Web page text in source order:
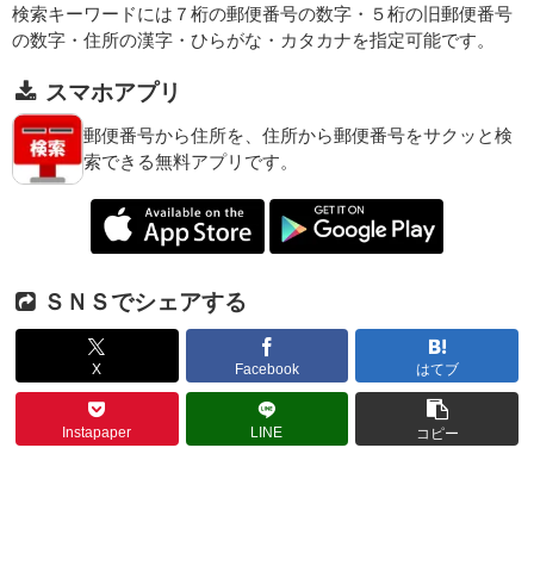
検索キーワードには７桁の郵便番号の数字・５桁の旧郵便番号
の数字・住所の漢字・ひらがな・カタカナを指定可能です。
スマホアプリ
郵便番号から住所を、住所から郵便番号をサクッと検
索できる無料アプリです。
ＳＮＳでシェアする
X Facebook はてブ
Instapaper LINE コピー